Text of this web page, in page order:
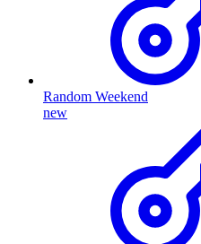
Random Weekend
new